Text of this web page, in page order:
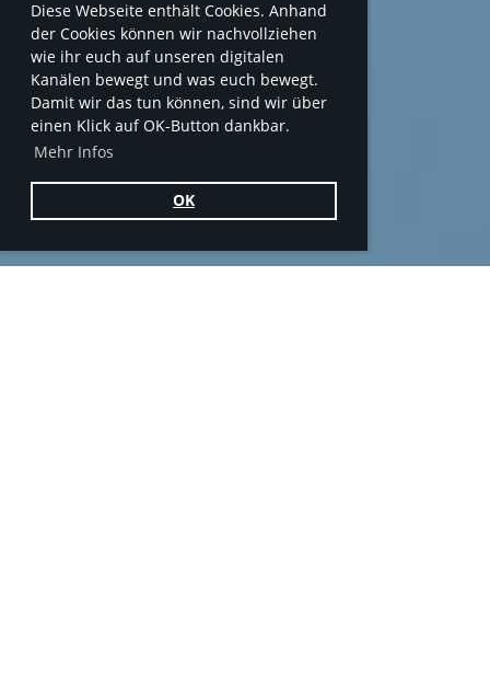
Diese Webseite enthält Cookies. Anhand
der Cookies können wir nachvollziehen
wie ihr euch auf unseren digitalen
Kanälen bewegt und was euch bewegt.
Damit wir das tun können, sind wir über
einen Klick auf OK-Button dankbar.
Mehr Infos
OK